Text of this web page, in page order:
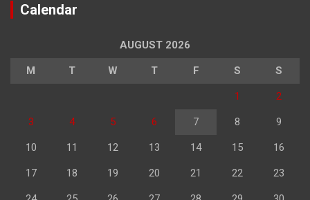
Calendar
AUGUST 2026
M T W T F S S
1 2
3 4 5 6 7 8 9
10 11 12 13 14 15 16
17 18 19 20 21 22 23